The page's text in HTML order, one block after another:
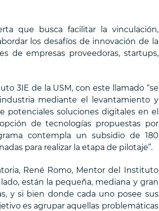
que busca facilitar la vinculación,
los desafíos de innovación de la
de empresas proveedoras, startups,
3IE de la USM, con este llamado “se
mediante el levantamiento y
potenciales soluciones digitales en el
de tecnologías propuestas por
contempla un subsidio de 180
para realizar la etapa de pilotaje”.
René Romo, Mentor del Instituto
están la pequeña, mediana y gran
y si bien donde cada uno posee sus
es agrupar aquellas problemáticas